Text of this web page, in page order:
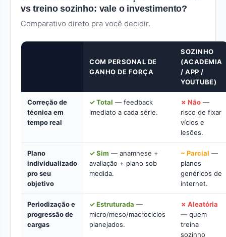
vs treino sozinho: vale o investimento?
Comparativo direto pra você decidir.
COM PERSONAL DE
GANHO DE FORÇA
SOZINHO
(ACADEMIA
/ APP /
YOUTUBE)
Correção de
técnica em
tempo real
✓ Total — feedback
imediato a cada série.
✗ Não —
risco de fixar
vícios e
lesões.
Plano
individualizado
pro seu
objetivo
✓ Sim — anamnese +
avaliação + plano sob
medida.
~ Parcial —
planos
genéricos de
internet.
Periodização e
progressão de
cargas
✓ Estruturada —
micro/meso/macrociclos
planejados.
✗ Aleatória
— quem
treina
sozinho